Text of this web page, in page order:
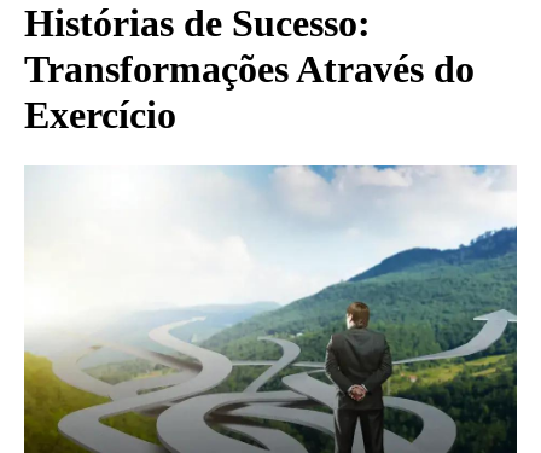
Histórias de Sucesso:
Transformações Através do
Exercício